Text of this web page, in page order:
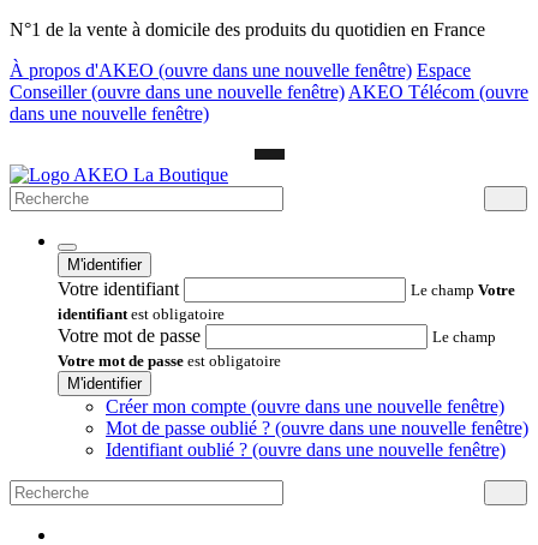
N°1 de la vente à domicile des produits du quotidien en France
À propos d'AKEO (ouvre dans une nouvelle fenêtre) Espace
Conseiller(ouvre dans une nouvelle fenêtre) AKEO Télécom (ouvre
dans une nouvelle fenêtre)
M'identifier
Votre identifiant Le champ Votre
identifiantest obligatoire
Votre mot de passe
Le champ
Votre mot de passe est obligatoire
M'identifier
Créer mon compte (ouvre dans une nouvelle fenêtre)
Mot de passe oublié ? (ouvre dans une nouvelle fenêtre)
Identifiant oublié ? (ouvre dans une nouvelle fenêtre)